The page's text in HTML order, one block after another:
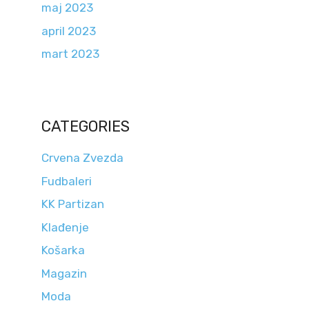
maj 2023
april 2023
mart 2023
CATEGORIES
Crvena Zvezda
Fudbaleri
KK Partizan
Klađenje
Košarka
Magazin
Moda